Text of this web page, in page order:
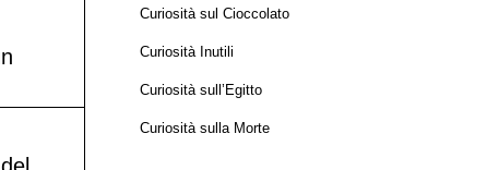
Curiosità sul Cioccolato
Curiosità Inutili
Curiosità sull’Egitto
Curiosità sulla Morte